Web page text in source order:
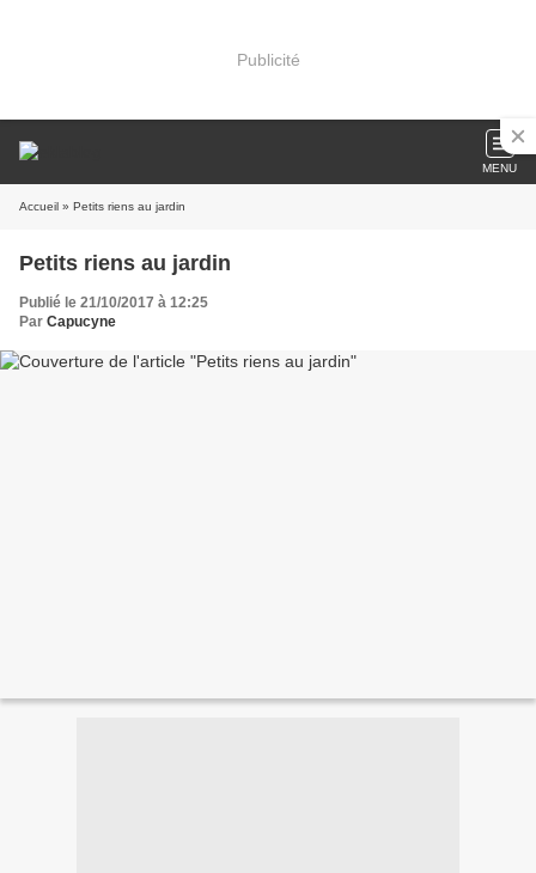
Publicité
MENU
Accueil » Petits riens au jardin
Petits riens au jardin
Publié le 21/10/2017 à 12:25
Par Capucyne